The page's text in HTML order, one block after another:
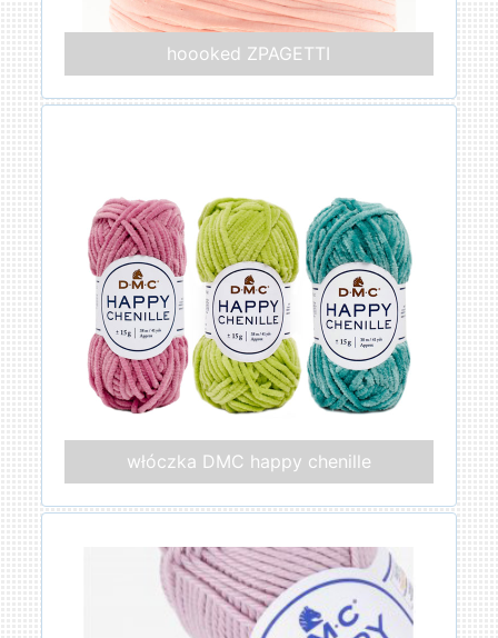
hoooked ZPAGETTI
włóczka DMC happy chenille